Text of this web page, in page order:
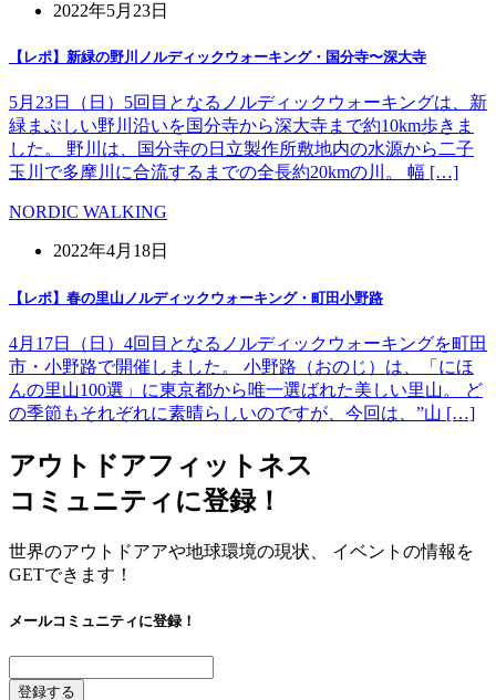
2022年5月23日
【レポ】新緑の野川ノルディックウォーキング・国分寺〜深大寺
5月23日（日）5回目となるノルディックウォーキングは、新
緑まぶしい野川沿いを国分寺から深大寺まで約10km歩きま
した。 野川は、国分寺の日立製作所敷地内の水源から二子
玉川で多摩川に合流するまでの全長約20kmの川。 幅 […]
NORDIC WALKING
2022年4月18日
【レポ】春の里山ノルディックウォーキング・町田小野路
4月17日（日）4回目となるノルディックウォーキングを町田
市・小野路で開催しました。 小野路（おのじ）は、「にほ
んの里山100選」に東京都から唯一選ばれた美しい里山。 ど
の季節もそれぞれに素晴らしいのですが、今回は、”山 […]
アウトドアフィットネス
コミュニティに登録！
世界のアウトドアアや地球環境の現状、 イベントの情報を
GETできます！
メールコミュニティに登録！